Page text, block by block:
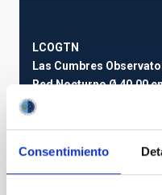
Consentimiento
LCOGTN
Las Cumbres
RedNocturnoØ 40.00
TIPO DE NOTICIA